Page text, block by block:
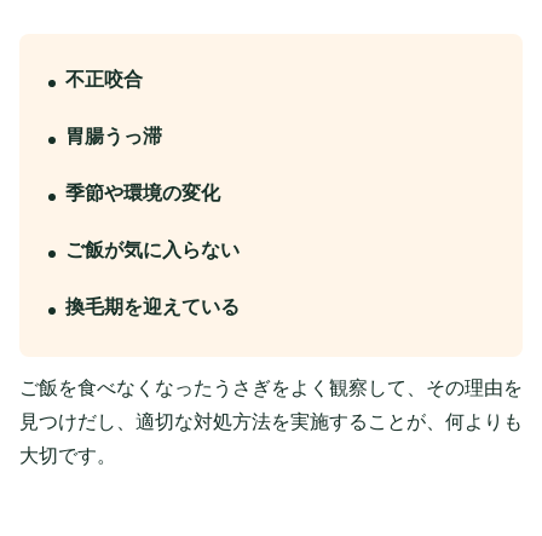
不正咬合
胃腸うっ滞
季節や環境の変化
ご飯が気に入らない
換毛期を迎えている
ご飯を食べなくなったうさぎをよく観察して、その理由を
見つけだし、適切な対処方法を実施することが、何よりも
大切です。